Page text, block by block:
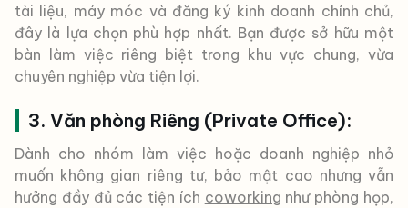
tài liệu, máy móc và đăng ký kinh doanh chính chủ,
đây là lựa chọn phù hợp nhất. Bạn được sở hữu một
bàn làm việc riêng biệt trong khu vực chung, vừa
chuyên nghiệp vừa tiện lợi.
3. Văn phòng Riêng (Private Office):
Dành cho nhóm làm việc hoặc doanh nghiệp nhỏ
muốn không gian riêng tư, bảo mật cao nhưng vẫn
hưởng đầy đủ các tiện ích coworking như phòng họp,